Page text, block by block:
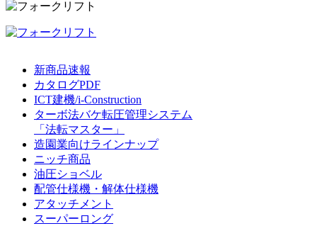
新商品速報
カタログPDF
ICT建機/i-Construction
ターボ法バケ転圧管理システム
「法転マスター」
造園業向けラインナップ
ニッチ商品
油圧ショベル
配管仕様機・解体仕様機
アタッチメント
スーパーロング